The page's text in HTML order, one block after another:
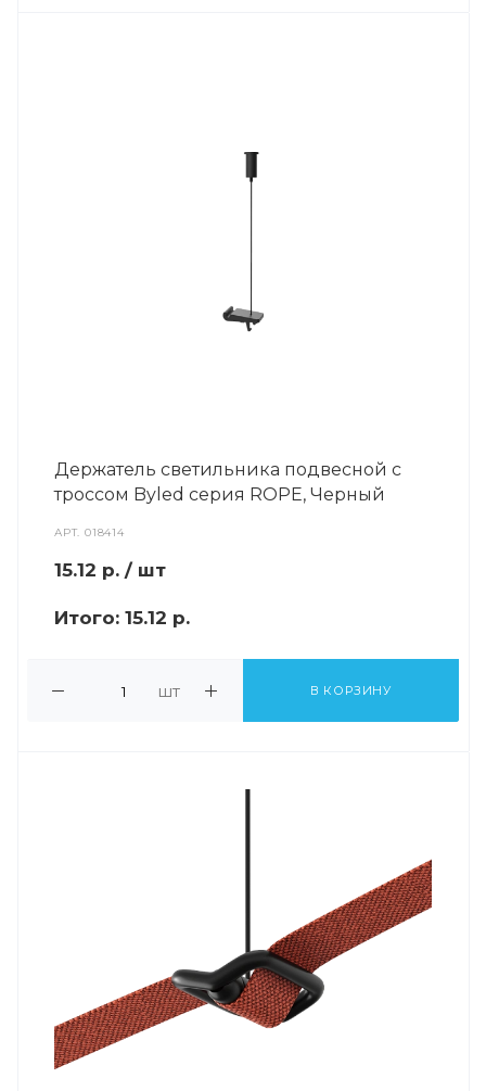
Держатель светильника подвесной с
троссом Byled серия ROPE, Черный
АРТ.018414
15.12 р. / шт
Итого: 15.12 р.
шт В КОРЗИНУ